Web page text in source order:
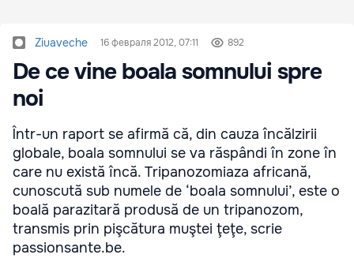
Ziuaveche 16 февраля 2012, 07:11 892
De ce vine boala somnului spre
noi
Într-un raport se afirmă că, din cauza încălzirii
globale, boala somnului se va răspândi în zone în
care nu există încă. Tripanozomiaza africană,
cunoscută sub numele de ‘boala somnului’, este o
boală parazitară produsă de un tripanozom,
transmis prin pişcătura muştei ţeţe, scrie
passionsante.be.